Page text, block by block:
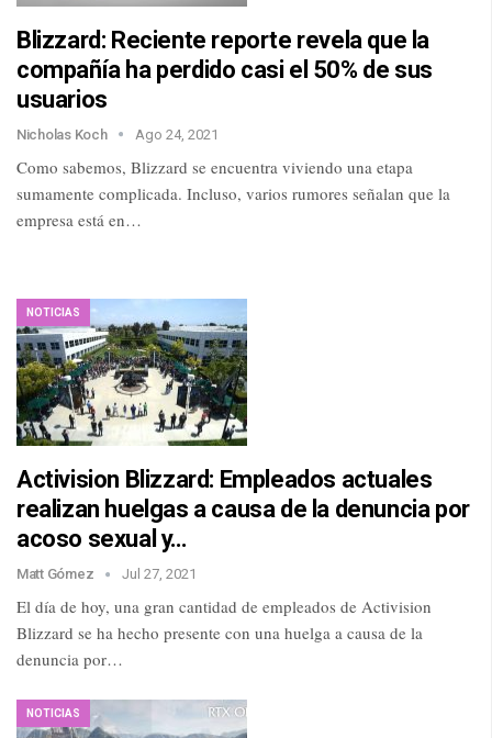
Blizzard: Reciente reporte revela que la
compañía ha perdido casi el 50% de sus
usuarios
Nicholas Koch Ago 24, 2021
Como sabemos, Blizzard se encuentra viviendo una etapa
sumamente complicada. Incluso, varios rumores señalan que la
empresa está en…
NOTICIAS
Activision Blizzard: Empleados actuales
realizan huelgas a causa de la denuncia por
acoso sexual y…
Matt Gómez Jul 27, 2021
El día de hoy, una gran cantidad de empleados de Activision
Blizzard se ha hecho presente con una huelga a causa de la
denuncia por…
NOTICIAS